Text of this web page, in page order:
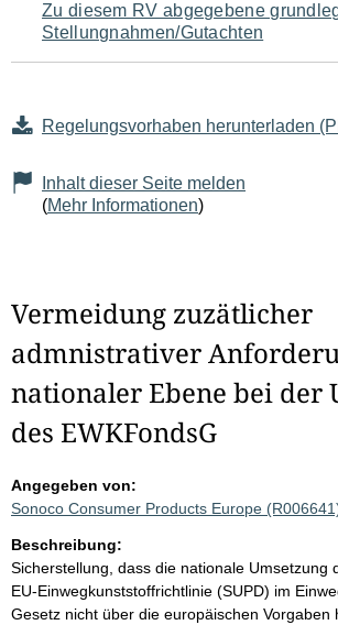
Zu diesem RV abgegebene
Stellungnahmen/Gutachten
Regelungsvorhaben herunterladen
Inhalt dieser Seite melden
(Mehr Informationen)
Vermeidung zuzätlicher
admnistrativer
nationaler Ebene bei der
des EWKFondsG
Angegeben von:
Sonoco Consumer Products Europe
Beschreibung:
Sicherstellung, dass die nationale Umsetzung
EU‑Einwegkunststoffrichtlinie (SUPD) im
Gesetz nicht über die europäischen Vorgaben